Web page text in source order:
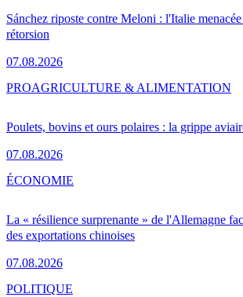
Sánchez riposte contre Meloni : l'Italie menacée
rétorsion
07.08.2026
Poulets, bovins et ours polaires : la grippe
07.08.2026
PROAGRICULTURE & ALIMENTATION
La « résilience surprenante » de l'Allemagne
des exportations chinoises
07.08.2026
ÉCONOMIE
POLITIQUE